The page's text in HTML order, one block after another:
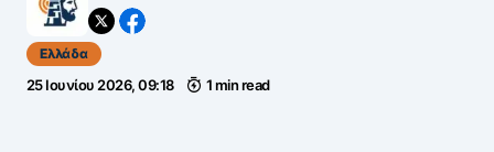
Ελλάδα
25 Ιουνίου 2026, 09:18 1 min read